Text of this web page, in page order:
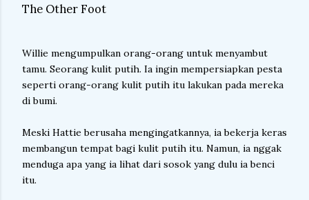
The Other Foot
Willie mengumpulkan orang-orang untuk menyambut
tamu. Seorang kulit putih. Ia ingin mempersiapkan pesta
seperti orang-orang kulit putih itu lakukan pada mereka
di bumi.
Meski Hattie berusaha mengingatkannya, ia bekerja keras
membangun tempat bagi kulit putih itu. Namun, ia nggak
menduga apa yang ia lihat dari sosok yang dulu ia benci
itu.